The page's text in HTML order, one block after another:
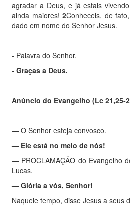
agradar a Deus, e já estais
ainda maiores! 2Conheceis, de
dado em nome do Senhor Jesus.
- Palavra do Senhor.
- Graças a Deus.
Anúncio do Evangelho (Lc 21,25-
— O Senhor esteja convosco.
— Ele está no meio de nós!
— PROCLAMAÇÃO do Evangelho
Lucas.
— Glória a vós, Senhor!
Naquele tempo, disse Jesus a seus